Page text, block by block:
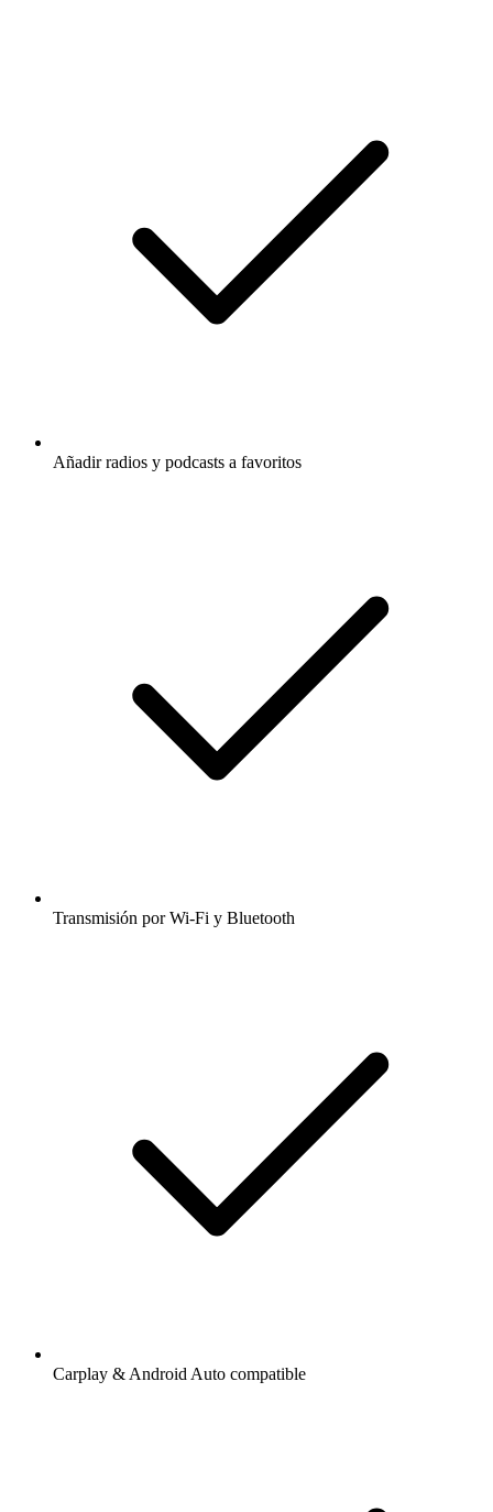
Añadir radios y podcasts a favoritos
Transmisión por Wi-Fi y Bluetooth
Carplay & Android Auto compatible